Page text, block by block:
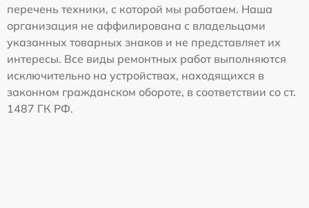
перечень техники, с которой мы работаем. Наша
организация не аффилирована с владельцами
указанных товарных знаков и не представляет их
интересы. Все виды ремонтных работ выполняются
исключительно на устройствах, находящихся в
законном гражданском обороте, в соответствии со ст.
1487 ГК РФ.